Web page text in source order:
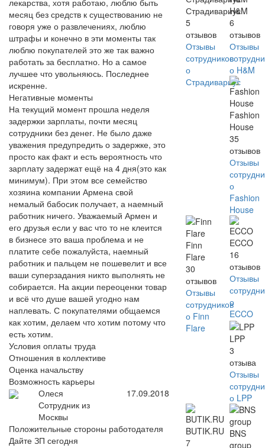
лекарства, хотя работаю, люблю быть
месяц без средств к существованию не
говоря уже о развлечениях, люблю
штрафы и конечно в эти моменты так
люблю покупателей это же так важно
работать за бесплатно. Но а самое
лучшее что увольняюсь. Последнее
искренне.
Негативные моменты
На текущий момент прошла неделя
задержки зарплаты, почти месяц
сотрудники без денег. Не было даже
уважения предупредить о задержке, это
просто как факт и есть вероятность что
зарплату задержат ещё на 4 дня(это как
минимум). При этом все семейство
хозяина компании Армена свой
немалый бабосик получает, а наемный
работник ничего. Уважаемый Армен и
его друзья если у вас что то не клеится
в бизнесе это ваша проблема и не
платите себе пожалуйста, наемный
работник и пальцем не пошевелит и все
ваши суперзадания никто выполнять не
собирается. На акции переоценки товар
и всё что душе вашей угодно нам
наплевать. С покупателями общаемся
как хотим, делаем что хотим потому что
есть хотим.
Условия оплаты труда
Отношения в коллективе
Оценка начальству
Возможность карьеры
Олеся
Сотрудник из
Москвы
17.09.2018
Положительные стороны работодателя
Дайте ЗП сегодня
Страдивариус
5
отзывов
Отзывы
сотрудников
о
Страдивариус
H&M
6
отзывов
Отзывы
о H&M
Fashion
House
35
отзывов
Отзывы
о
Fashion
House
Finn
Flare
30
отзывов
Отзывы
сотрудников
о Finn
Flare
ECCO
16
отзывов
Отзывы
о
ECCO
LPP
3
отзыва
Отзывы
о LPP
BUTIK.RU
7
BNS
group